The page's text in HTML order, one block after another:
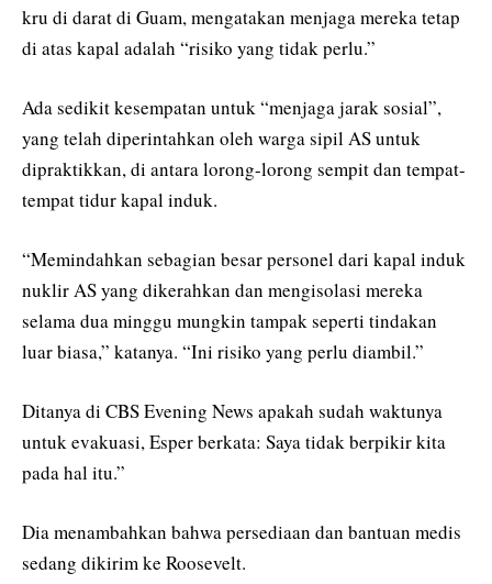
kru di darat di Guam, mengatakan menjaga mereka tetap
di atas kapal adalah “risiko yang tidak perlu.”
Ada sedikit kesempatan untuk “menjaga jarak sosial”,
yang telah diperintahkan oleh warga sipil AS untuk
dipraktikkan, di antara lorong-lorong sempit dan tempat-
tempat tidur kapal induk.
“Memindahkan sebagian besar personel dari kapal induk
nuklir AS yang dikerahkan dan mengisolasi mereka
selama dua minggu mungkin tampak seperti tindakan
luar biasa,” katanya. “Ini risiko yang perlu diambil.”
Ditanya di CBS Evening News apakah sudah waktunya
untuk evakuasi, Esper berkata: Saya tidak berpikir kita
pada hal itu.”
Dia menambahkan bahwa persediaan dan bantuan medis
sedang dikirim ke Roosevelt.